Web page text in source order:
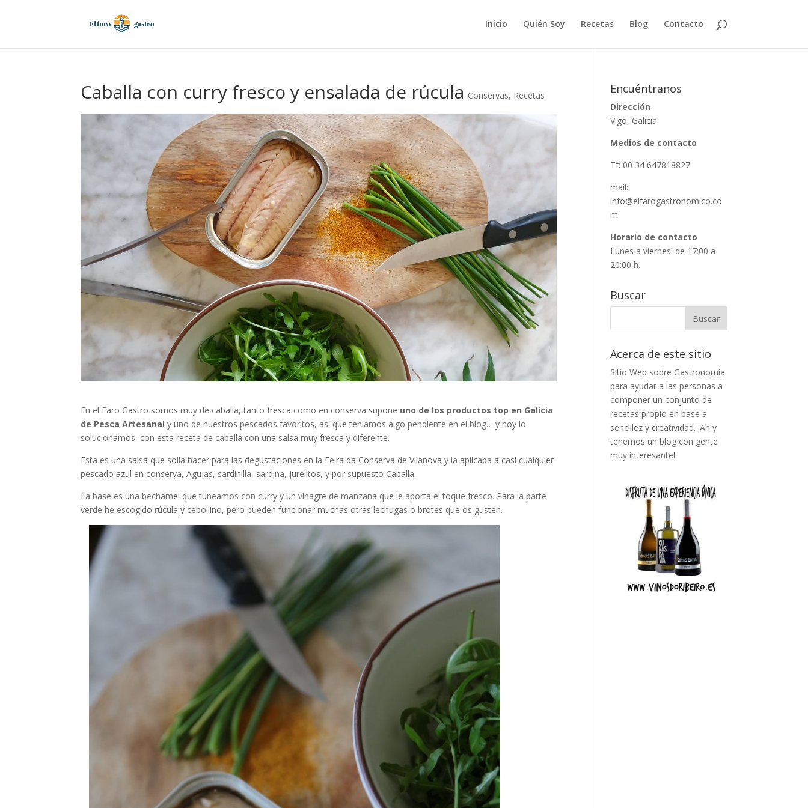
Inicio Quién Soy Recetas Blog Contacto
Caballa con curry fresco y ensalada de rúcula Conservas, Recetas
En el Faro Gastro somos muy de caballa, tanto fresca como en conserva supone uno de los productos top en Galicia
de Pesca Artesanal y uno de nuestros pescados favoritos, así que teníamos algo pendiente en el blog… y hoy lo
solucionamos, con esta receta de caballa con una salsa muy fresca y diferente.
Esta es una salsa que solía hacer para las degustaciones en la Feira da Conserva de Vilanova y la aplicaba a casi cualquier
pescado azul en conserva, Agujas, sardinilla, sardina, jurelitos, y por supuesto Caballa.
La base es una bechamel que tuneamos con curry y un vinagre de manzana que le aporta el toque fresco. Para la parte
verde he escogido rúcula y cebollino, pero pueden funcionar muchas otras lechugas o brotes que os gusten.
Encuéntranos
Dirección
Vigo, Galicia
Medios de contacto
Tf: 00 34 647818827
mail:
info@elfarogastronomico.co
m
Horario de contacto
Lunes a viernes: de 17:00 a
20:00 h.
Buscar
Acerca de este sitio
Sitio Web sobre Gastronomía
para ayudar a las personas a
componer un conjunto de
recetas propio en base a
sencillez y creatividad. ¡Ah y
tenemos un blog con gente
muy interesante!